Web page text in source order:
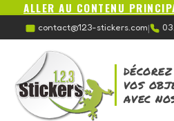
ALLER AU CONTENU
contact@123-stickers.com|
VOS
AVEC